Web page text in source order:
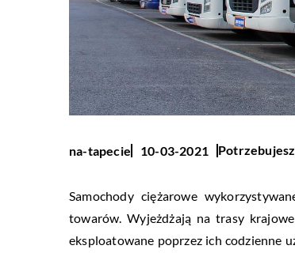
na-tapecie 10-03-2021
Samochody ciężarowe
towarów. Wyjeżdżają na trasy
eksploatowane poprzez ich codzienne